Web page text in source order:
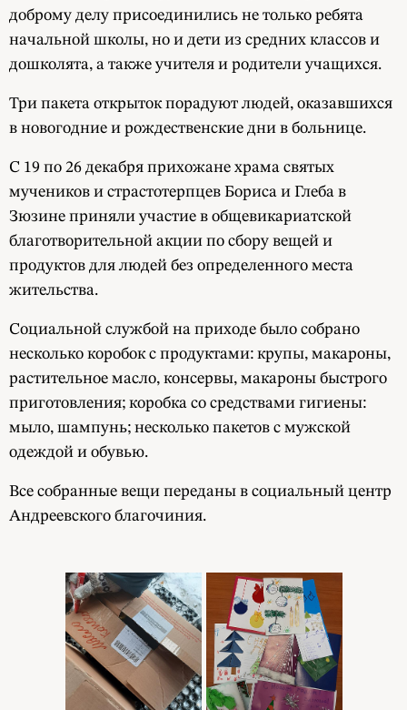
доброму делу присоединились не только ребята
начальной школы, но и дети из средних классов и
дошколята, а также учителя и родители учащихся.
Три пакета открыток порадуют людей, оказавшихся
в новогодние и рождественские дни в больнице.
С 19 по 26 декабря прихожане храма святых
мучеников и страстотерпцев Бориса и Глеба в
Зюзине приняли участие в общевикариатской
благотворительной акции по сбору вещей и
продуктов для людей без определенного места
жительства.
Социальной службой на приходе было собрано
несколько коробок с продуктами: крупы, макароны,
растительное масло, консервы, макароны быстрого
приготовления; коробка со средствами гигиены:
мыло, шампунь; несколько пакетов с мужской
одеждой и обувью.
Все собранные вещи переданы в социальный центр
Андреевского благочиния.